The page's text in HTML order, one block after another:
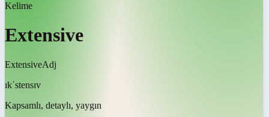
Kelime
Extensive
ExtensiveAdj
ɪkˈstensɪv
Kapsamlı, detaylı, yaygın